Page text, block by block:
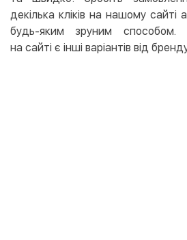
Безготівковий розрахунок
Оплата на карту юр.особи
Оплата на рахунок юр.особи
декілька кліків на нашому сайті
будь-яким зруним способом.
на сайті є інші варіантів від